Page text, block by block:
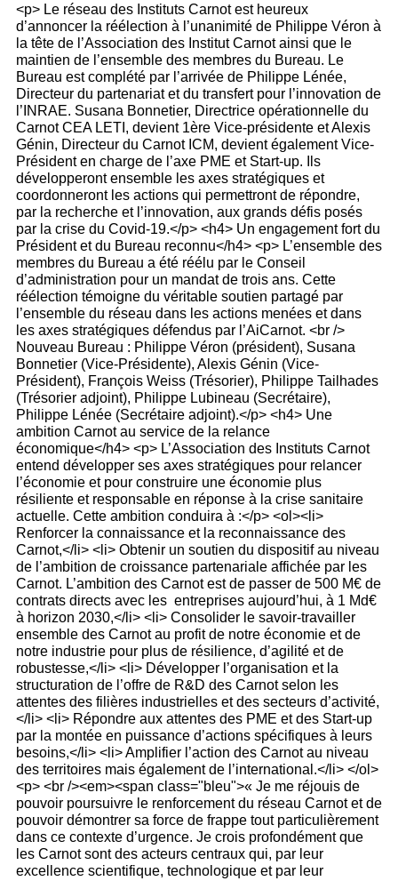
<p> Le réseau des Instituts Carnot est heureux
d’annoncer la réélection à l’unanimité de Philippe Véron à
la tête de l’Association des Institut Carnot ainsi que le
maintien de l’ensemble des membres du Bureau. Le
Bureau est complété par l’arrivée de Philippe Lénée,
Directeur du partenariat et du transfert pour l’innovation de
l’INRAE. Susana Bonnetier, Directrice opérationnelle du
Carnot CEA LETI, devient 1ère Vice-présidente et Alexis
Génin, Directeur du Carnot ICM, devient également Vice-
Président en charge de l’axe PME et Start-up. Ils
développeront ensemble les axes stratégiques et
coordonneront les actions qui permettront de répondre,
par la recherche et l’innovation, aux grands défis posés
par la crise du Covid-19.</p> <h4> Un engagement fort du
Président et du Bureau reconnu</h4> <p> L’ensemble des
membres du Bureau a été réélu par le Conseil
d’administration pour un mandat de trois ans. Cette
réélection témoigne du véritable soutien partagé par
l’ensemble du réseau dans les actions menées et dans
les axes stratégiques défendus par l’AiCarnot. <br />
Nouveau Bureau : Philippe Véron (président), Susana
Bonnetier (Vice-Présidente), Alexis Génin (Vice-
Président), François Weiss (Trésorier), Philippe Tailhades
(Trésorier adjoint), Philippe Lubineau (Secrétaire),
Philippe Lénée (Secrétaire adjoint).</p> <h4> Une
ambition Carnot au service de la relance
économique</h4> <p> L’Association des Instituts Carnot
entend développer ses axes stratégiques pour relancer
l’économie et pour construire une économie plus
résiliente et responsable en réponse à la crise sanitaire
actuelle. Cette ambition conduira à :</p> <ol><li>
Renforcer la connaissance et la reconnaissance des
Carnot,</li> <li> Obtenir un soutien du dispositif au niveau
de l’ambition de croissance partenariale affichée par les
Carnot. L’ambition des Carnot est de passer de 500 M€ de
contrats directs avec les entreprises aujourd’hui, à 1 Md€
à horizon 2030,</li> <li> Consolider le savoir-travailler
ensemble des Carnot au profit de notre économie et de
notre industrie pour plus de résilience, d’agilité et de
robustesse,</li> <li> Développer l’organisation et la
structuration de l’offre de R&D des Carnot selon les
attentes des filières industrielles et des secteurs d’activité,
</li> <li> Répondre aux attentes des PME et des Start-up
par la montée en puissance d’actions spécifiques à leurs
besoins,</li> <li> Amplifier l’action des Carnot au niveau
des territoires mais également de l’international.</li> </ol>
<p> <br /><em><span class="bleu">« Je me réjouis de
pouvoir poursuivre le renforcement du réseau Carnot et de
pouvoir démontrer sa force de frappe tout particulièrement
dans ce contexte d’urgence. Je crois profondément que
les Carnot sont des acteurs centraux qui, par leur
excellence scientifique, technologique et par leur